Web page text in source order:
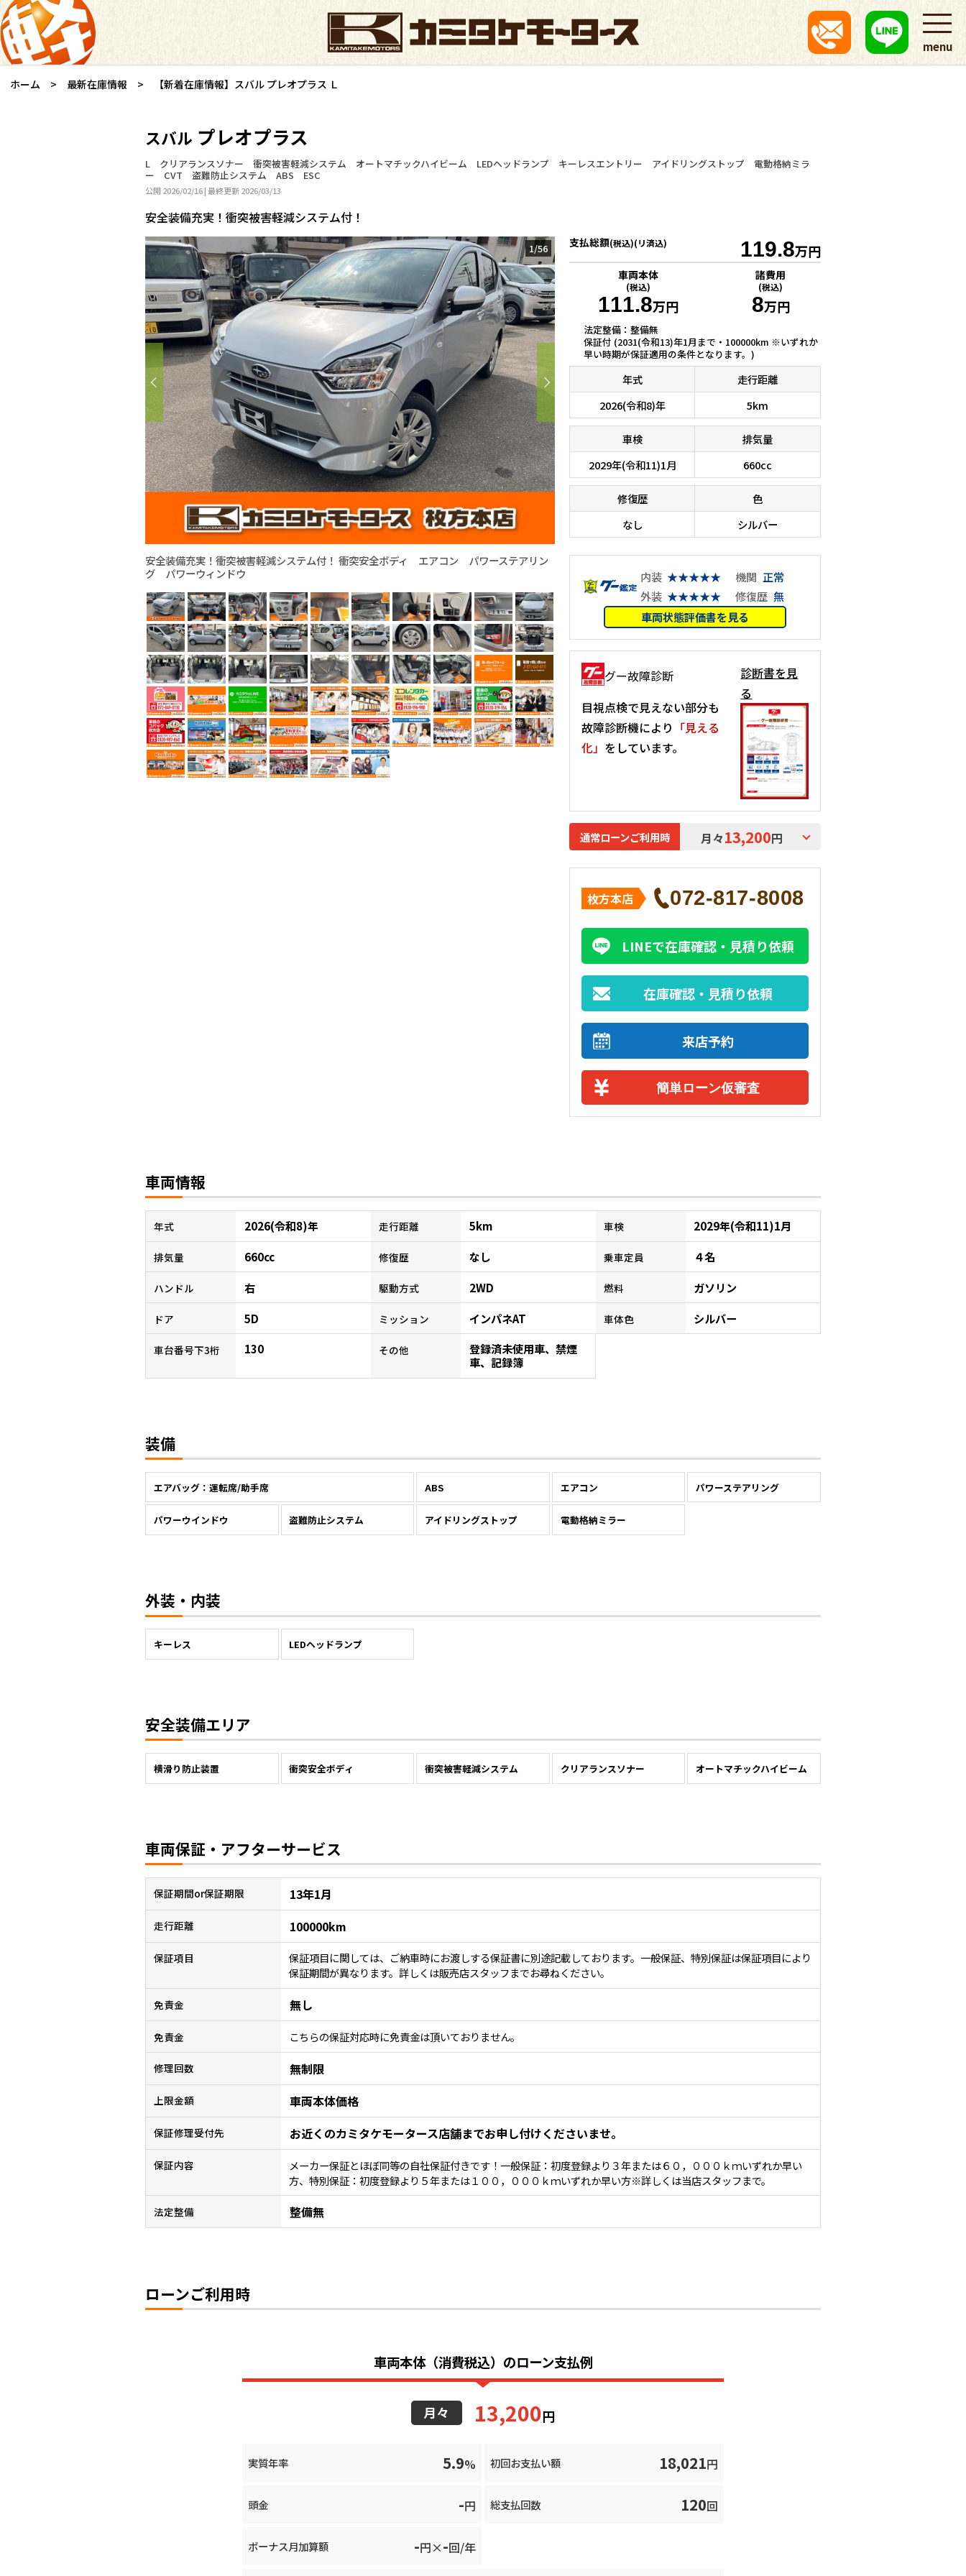
menu
ホーム 最新在庫情報 【新着在庫情報】スバル プレオプラス Ｌ
スバル プレオプラス
L クリアランスソナー 衝突被害軽減システム オートマチックハイビーム LEDヘッドランプ キーレスエントリー アイドリングストップ 電動格納ミラ
ー CVT 盗難防止システム ABS ESC
公開 2026/02/16 | 最終更新 2026/03/13
安全装備充実！衝突被害軽減システム付！
支払総額(税込)(リ済込) 119.8万円
車両本体
(税込)
111.8万円
諸費用
(税込)
8万円
法定整備：整備無
保証付 (2031(令和13)年1月まで・100000km ※いずれか
早い時期が保証適用の条件となります。)
安全装備充実！衝突被害軽減システム付！ 衝突安全ボディ エアコン パワーステアリン
グ パワーウィンドウ
1/56
年式
2026(令和8)年
走行距離
5km
車検
2029年(令和11)1月
排気量
660cc
修復歴
なし
色
シルバー
内装 ★★★★★ 機関 正常
外装 ★★★★★ 修復歴 無
車両状態評価書を見る
グー故障診断
目視点検で見えない部分も
故障診断機により 「見える
化」 をしています。
診断書を見
る
通常ローンご利用時 月々13,200円
枚方本店 072-817-8008
LINEで在庫確認・見積り依頼
在庫確認・見積り依頼
来店予約
簡単ローン仮審査
車両情報
年式 2026(令和8)年 走行距離 5km 車検 2029年(令和11)1月
排気量 660cc 修復歴 なし 乗車定員 ４名
ハンドル 右 駆動方式 2WD 燃料 ガソリン
ドア 5D ミッション インパネAT 車体色 シルバー
車台番号下3桁 130 その他
登録済未使用車、禁煙
車、記録簿
装備
エアバッグ：運転席/助手席 ABS エアコン パワーステアリング
パワーウインドウ 盗難防止システム アイドリングストップ 電動格納ミラー
外装・内装
キーレス LEDヘッドランプ
安全装備エリア
横滑り防止装置 衝突安全ボディ 衝突被害軽減システム クリアランスソナー オートマチックハイビーム
車両保証・アフターサービス
保証期間or保証期限 13年1月
走行距離 100000km
保証項目
保証項目に関しては、ご納車時にお渡しする保証書に別途記載しております。一般保証、特別保証は保証項目により
保証期間が異なります。詳しくは販売店スタッフまでお尋ねください。
免責金 無し
免責金 こちらの保証対応時に免責金は頂いておりません。
修理回数 無制限
上限金額 車両本体価格
保証修理受付先 お近くのカミタケモータース店舗までお申し付けくださいませ。
保証内容
メーカー保証とほぼ同等の自社保証付きです！一般保証：初度登録より３年または６０，０００ｋｍいずれか早い
方、特別保証：初度登録より５年または１００，０００ｋｍいずれか早い方※詳しくは当店スタッフまで。
法定整備 整備無
ローンご利用時
車両本体（消費税込）のローン支払例
月々 13,200円
実質年率 5.9% 初回お支払い額 18,021円
頭金 -円 総支払回数 120回
ボーナス月加算額 -円×-回/年